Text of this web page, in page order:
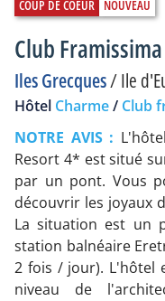
Club
Iles Grecques/Ile
Hôtel Charme/ Club
NOTRE AVIS :
Resort 4* est situé
par un pont. Vous
découvrir les joyaux
La situation est un
station balnéaire
2 fois / jour). L'hôtel
niveau de